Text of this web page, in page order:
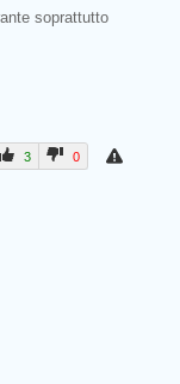
soprattutto
3 0